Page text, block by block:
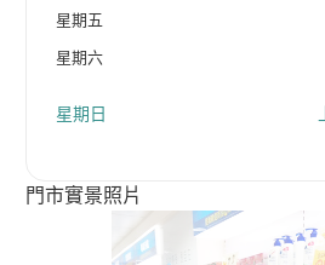
星期五
星期六
星期日
門市實景照片